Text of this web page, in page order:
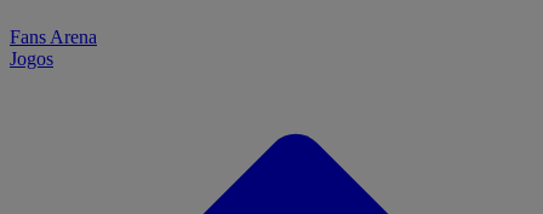
Fans Arena
Jogos